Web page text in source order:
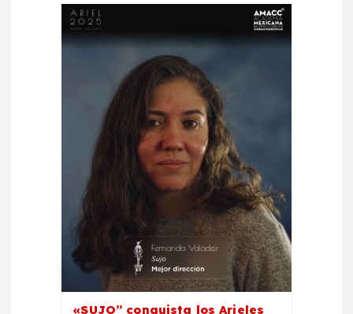
«SUJO” conquista los Arieles